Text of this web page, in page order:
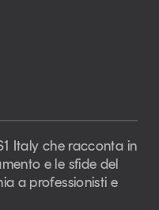
Italy che racconta in
e le sfide del
a professionisti e